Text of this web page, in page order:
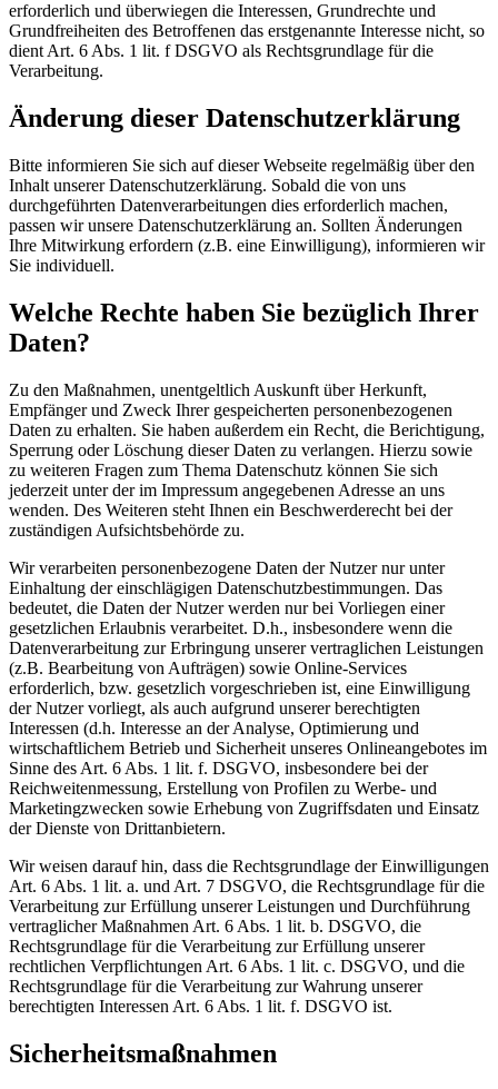
erforderlich und überwiegen die Interessen, Grundrechte und
Grundfreiheiten des Betroffenen das erstgenannte Interesse nicht, so
dient Art. 6 Abs. 1 lit. f DSGVO als Rechtsgrundlage für die
Verarbeitung.
Änderung dieser Datenschutzerklärung
Bitte informieren Sie sich auf dieser Webseite regelmäßig über den
Inhalt unserer Datenschutzerklärung. Sobald die von uns
durchgeführten Datenverarbeitungen dies erforderlich machen,
passen wir unsere Datenschutzerklärung an. Sollten Änderungen
Ihre Mitwirkung erfordern (z.B. eine Einwilligung), informieren wir
Sie individuell.
Welche Rechte haben Sie bezüglich Ihrer
Daten?
Zu den Maßnahmen, unentgeltlich Auskunft über Herkunft,
Empfänger und Zweck Ihrer gespeicherten personenbezogenen
Daten zu erhalten. Sie haben außerdem ein Recht, die Berichtigung,
Sperrung oder Löschung dieser Daten zu verlangen. Hierzu sowie
zu weiteren Fragen zum Thema Datenschutz können Sie sich
jederzeit unter der im Impressum angegebenen Adresse an uns
wenden. Des Weiteren steht Ihnen ein Beschwerderecht bei der
zuständigen Aufsichtsbehörde zu.
Wir verarbeiten personenbezogene Daten der Nutzer nur unter
Einhaltung der einschlägigen Datenschutzbestimmungen. Das
bedeutet, die Daten der Nutzer werden nur bei Vorliegen einer
gesetzlichen Erlaubnis verarbeitet. D.h., insbesondere wenn die
Datenverarbeitung zur Erbringung unserer vertraglichen Leistungen
(z.B. Bearbeitung von Aufträgen) sowie Online-Services
erforderlich, bzw. gesetzlich vorgeschrieben ist, eine Einwilligung
der Nutzer vorliegt, als auch aufgrund unserer berechtigten
Interessen (d.h. Interesse an der Analyse, Optimierung und
wirtschaftlichem Betrieb und Sicherheit unseres Onlineangebotes im
Sinne des Art. 6 Abs. 1 lit. f. DSGVO, insbesondere bei der
Reichweitenmessung, Erstellung von Profilen zu Werbe- und
Marketingzwecken sowie Erhebung von Zugriffsdaten und Einsatz
der Dienste von Drittanbietern.
Wir weisen darauf hin, dass die Rechtsgrundlage der Einwilligungen
Art. 6 Abs. 1 lit. a. und Art. 7 DSGVO, die Rechtsgrundlage für die
Verarbeitung zur Erfüllung unserer Leistungen und Durchführung
vertraglicher Maßnahmen Art. 6 Abs. 1 lit. b. DSGVO, die
Rechtsgrundlage für die Verarbeitung zur Erfüllung unserer
rechtlichen Verpflichtungen Art. 6 Abs. 1 lit. c. DSGVO, und die
Rechtsgrundlage für die Verarbeitung zur Wahrung unserer
berechtigten Interessen Art. 6 Abs. 1 lit. f. DSGVO ist.
Sicherheitsmaßnahmen